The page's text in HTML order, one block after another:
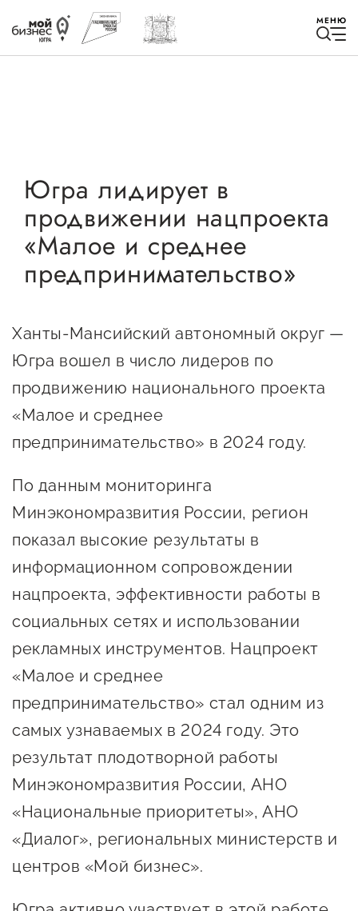
МЕНЮ
Быть в курсе
Новости
Онлайн-витрина продукции
Социальные сети "Мой
Бизнес Югра"
Навигатор по мерам
поддержки
Имущественная поддержка
Консультационная поддержка
Образовательная поддержка
инновационно-
технологического
предпринимательства
Поддержка социальных
предпринимателей
Поддержка экспортеров
Финансовая поддержка
Югра лидирует в
продвижении нацпроекта
«Малое и среднее
предпринимательство»
Ханты-Мансийский автономный округ —
Югра вошел в число лидеров по
продвижению национального проекта
«Малое и среднее
предпринимательство» в 2024 году.
По данным мониторинга
Минэкономразвития России, регион
показал высокие результаты в
информационном сопровождении
нацпроекта, эффективности работы в
социальных сетях и использовании
рекламных инструментов. Нацпроект
«Малое и среднее
предпринимательство» стал одним из
самых узнаваемых в 2024 году. Это
результат плодотворной работы
Минэкономразвития России, АНО
«Национальные приоритеты», АНО
«Диалог», региональных министерств и
центров «Мой бизнес».